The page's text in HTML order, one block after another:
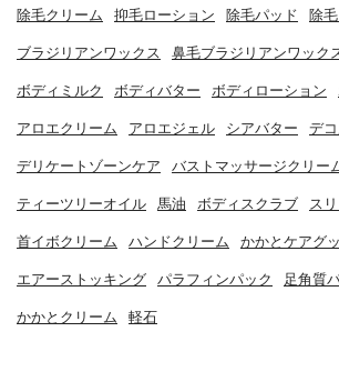
除毛クリーム 抑毛ローション 除毛パッド 除
ブラジリアンワックス 鼻毛ブラジリアンワック
ボディミルク ボディバター ボディローション
アロエクリーム アロエジェル シアバター デ
デリケートゾーンケア バストマッサージクリー
ティーツリーオイル 馬油 ボディスクラブ ス
首イボクリーム ハンドクリーム かかとケアグ
エアーストッキング パラフィンパック 足角質
かかとクリーム 軽石